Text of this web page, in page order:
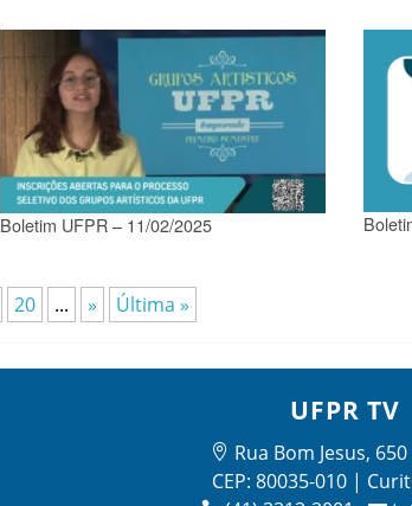
Boletim UFPR – 11/02/2025
20 ... » Última »
UFPR TV
Rua Bom Jesus, 650
CEP: 80035-010 |